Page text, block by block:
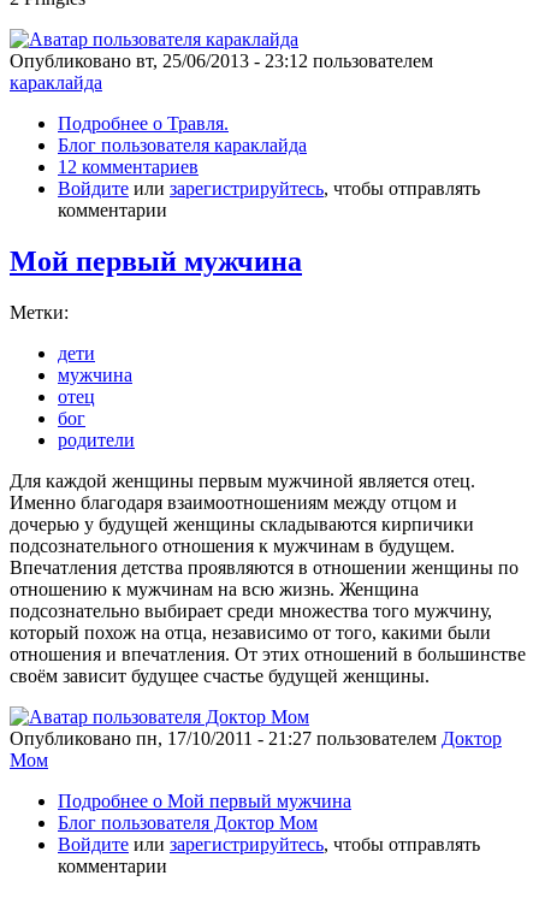
Опубликовано вт, 25/06/2013 - 23:12 пользователем
караклайда
Подробнее о Травля.
Блог пользователя караклайда
12 комментариев
Войдите или зарегистрируйтесь, чтобы отправлять
комментарии
Мой первый мужчина
Метки:
дети
мужчина
отец
бог
родители
Для каждой женщины первым мужчиной является отец.
Именно благодаря взаимоотношениям между отцом и
дочерью у будущей женщины складываются кирпичики
подсознательного отношения к мужчинам в будущем.
Впечатления детства проявляются в отношении женщины по
отношению к мужчинам на всю жизнь. Женщина
подсознательно выбирает среди множества того мужчину,
который похож на отца, независимо от того, какими были
отношения и впечатления. От этих отношений в большинстве
своём зависит будущее счастье будущей женщины.
Опубликовано пн, 17/10/2011 - 21:27 пользователем Доктор
Мом
Подробнее о Мой первый мужчина
Блог пользователя Доктор Мом
Войдите или зарегистрируйтесь, чтобы отправлять
комментарии